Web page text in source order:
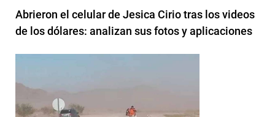
Abrieron el celular de Jesica Cirio tras los videos
de los dólares: analizan sus fotos y aplicaciones